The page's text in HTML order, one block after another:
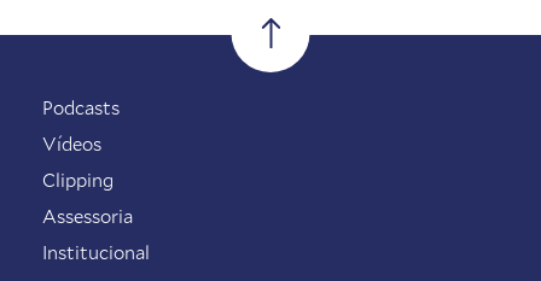
Podcasts
Vídeos
Clipping
Assessoria
Institucional